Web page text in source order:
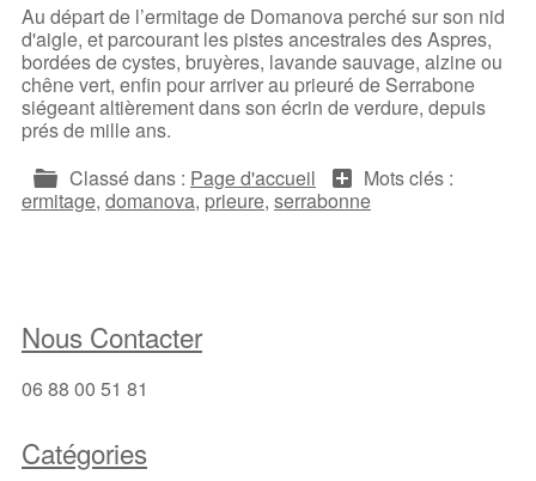
Au départ de l’ermitage de Domanova perché sur son nid
d'aigle, et parcourant les pistes ancestrales des Aspres,
bordées de cystes, bruyères, lavande sauvage, alzine ou
chêne vert, enfin pour arriver au prieuré de Serrabone
siégeant altièrement dans son écrin de verdure, depuis
prés de mille ans.
Classé dans : Page d'accueil
Mots clés :
ermitage, domanova, prieure, serrabonne
Nous Contacter
06 88 00 51 81
Catégories